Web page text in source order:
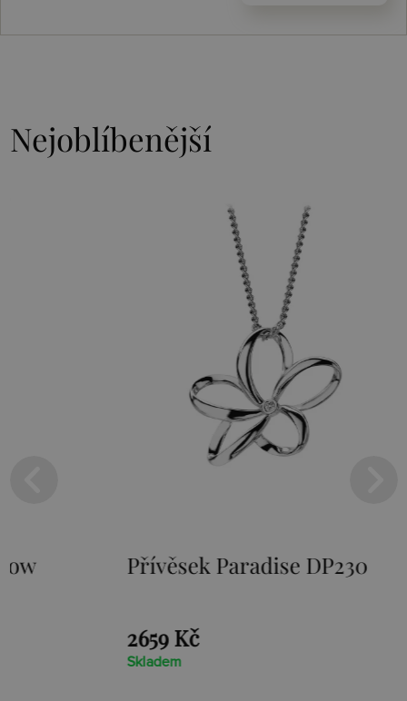
Nejoblíbenější
Přívěsek Paradise DP230